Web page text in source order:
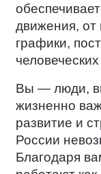
движения, от
графики,
Вы — люди,
жизненно
развитие и
России
Благодаря